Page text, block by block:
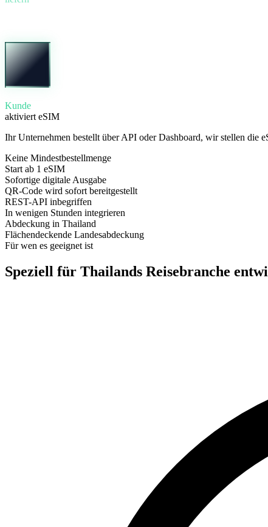
Kunde
aktiviert eSIM
Ihr Unternehmen bestellt über API oder Dashboard, wir stellen die
Keine Mindestbestellmenge
Start ab 1 eSIM
Sofortige digitale Ausgabe
QR-Code wird sofort bereitgestellt
REST-API inbegriffen
In wenigen Stunden integrieren
Abdeckung in Thailand
Flächendeckende Landesabdeckung
Für wen es geeignet ist
Speziell für Thailands Reisebranche